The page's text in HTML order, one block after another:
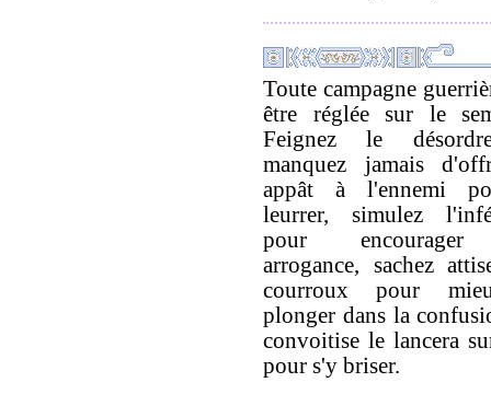
Toute campagne
être réglée sur le
Feignez le
manquez jamais
appât à l'ennemi
leurrer, simulez
pour
arrogance, sachez
courroux pour
plonger dans la
convoitise le lancera
pour s'y briser.